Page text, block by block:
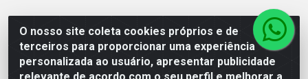
O nosso site coleta cookies próprios e de
terceiros para proporcionar uma experiência
personalizada ao usuário, apresentar publicidade
Distac Distribuidora - Av. Durval de Góes Monteiro, 7049
- Jardim Petrópolis - Maceió/AL - CEP 57061-000 - CNPJ
08.072.649/0001-20